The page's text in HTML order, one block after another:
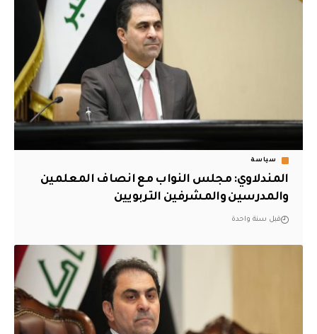
سياسة
المندلاوي: مجلس النواب مع انصاف المعلمين
والمدرسين والمشرفين التربويين
قبل سنة واحدة